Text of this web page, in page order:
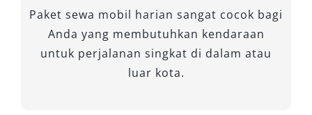
interior lebih elegan. Mobil ini menawarkan
kapasitas penumpang luas, sehingga sangat
ideal untuk perjalanan keluarga besar, wisata
rombongan, maupun kegiatan perusahaan.
Paket sewa mobil harian sangat cocok bagi
Anda yang membutuhkan kendaraan
untuk perjalanan singkat di dalam atau
luar kota.